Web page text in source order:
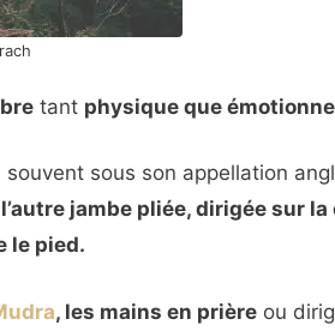
tant physique que
sous son appellation
jambe pliée, dirigée sur
le pied.
, les mains en prière ou